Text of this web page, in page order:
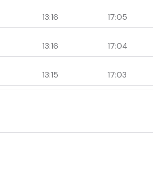
13:16 17:05
13:16 17:04
13:15 17:03